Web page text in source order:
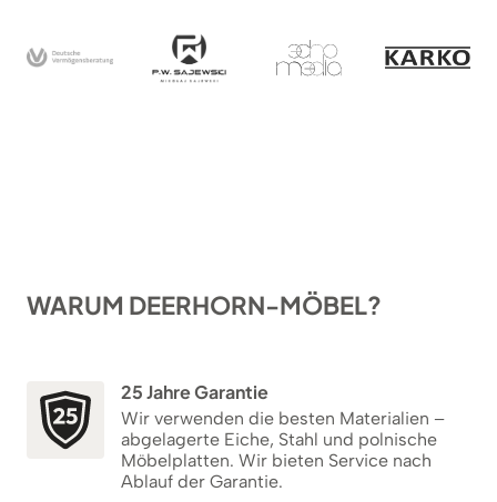
WARUM DEERHORN-MÖBEL?
25 Jahre Garantie
Wir verwenden die besten Materialien –
abgelagerte Eiche, Stahl und polnische
Möbelplatten. Wir bieten Service nach
Ablauf der Garantie.